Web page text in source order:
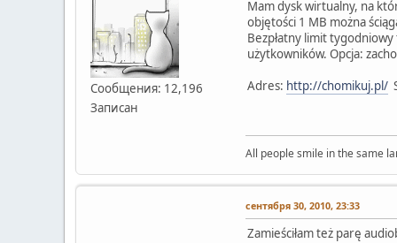
Сообщения: 12,196
Записан
Mam dysk wirtualny, na
objętości 1 MB można
Bezpłatny limit
użytkowników. Opcja:
Adres: http://chomikuj.pl/
All people smile in the same
сентября 30, 2010, 23:33
Zamieściłam też parę